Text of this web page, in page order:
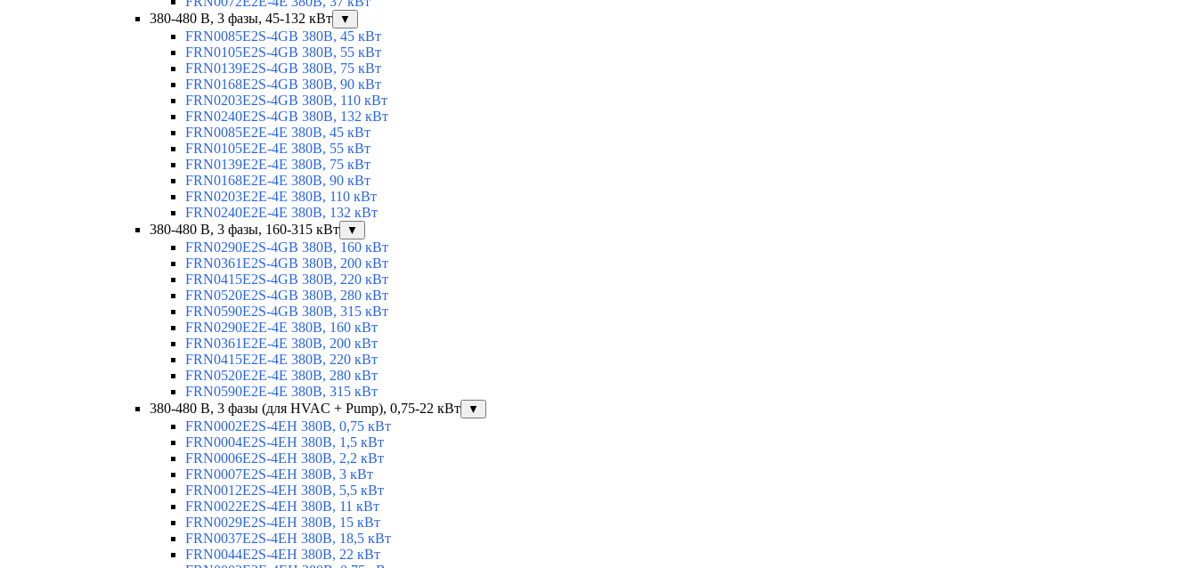
380-480 В, 3 фазы, 45-132 кВт
▼
FRN0085E2S-4GB 380В, 45 кВт
FRN0105E2S-4GB 380В, 55 кВт
FRN0139E2S-4GB 380В, 75 кВт
FRN0168E2S-4GB 380В, 90 кВт
FRN0203E2S-4GB 380В, 110 кВт
FRN0240E2S-4GB 380В, 132 кВт
FRN0085E2E-4E 380В, 45 кВт
FRN0105E2E-4E 380В, 55 кВт
FRN0139E2E-4E 380В, 75 кВт
FRN0168E2E-4E 380В, 90 кВт
FRN0203E2E-4E 380В, 110 кВт
FRN0240E2E-4E 380В, 132 кВт
380-480 В, 3 фазы, 160-315 кВт
▼
FRN0290E2S-4GB 380В, 160 кВт
FRN0361E2S-4GB 380В, 200 кВт
FRN0415E2S-4GB 380В, 220 кВт
FRN0520E2S-4GB 380В, 280 кВт
FRN0590E2S-4GB 380В, 315 кВт
FRN0290E2E-4E 380В, 160 кВт
FRN0361E2E-4E 380В, 200 кВт
FRN0415E2E-4E 380В, 220 кВт
FRN0520E2E-4E 380В, 280 кВт
FRN0590E2E-4E 380В, 315 кВт
380-480 В, 3 фазы (для HVAC + Pump), 0,75-22 кВт
▼
FRN0002E2S-4EH 380В, 0,75 кВт
FRN0004E2S-4EH 380В, 1,5 кВт
FRN0006E2S-4EH 380В, 2,2 кВт
FRN0007E2S-4EH 380В, 3 кВт
FRN0012E2S-4EH 380В, 5,5 кВт
FRN0022E2S-4EH 380В, 11 кВт
FRN0029E2S-4EH 380В, 15 кВт
FRN0037E2S-4EH 380В, 18,5 кВт
FRN0044E2S-4EH 380В, 22 кВт